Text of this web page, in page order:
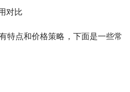
对比
特点和价格策略，下面是一些常